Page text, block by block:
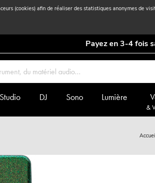
(cookies) afin de réaliser des statistiques anonymes de
Payez en 3-4 fois
Studio DJ Sono Lumière
&